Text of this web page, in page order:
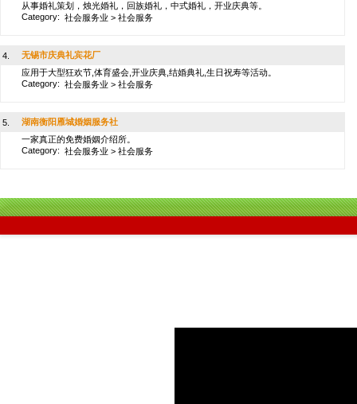
从事婚礼策划，烛光婚礼，回族婚礼，中式婚礼，开业庆典等。
Category: 社会服务业 > 社会服务
4.
无锡市庆典礼宾花厂
应用于大型狂欢节,体育盛会,开业庆典,结婚典礼,生日祝寿等活动。
Category: 社会服务业 > 社会服务
5.
湖南衡阳雁城婚姻服务社
一家真正的免费婚姻介绍所。
Category: 社会服务业 > 社会服务